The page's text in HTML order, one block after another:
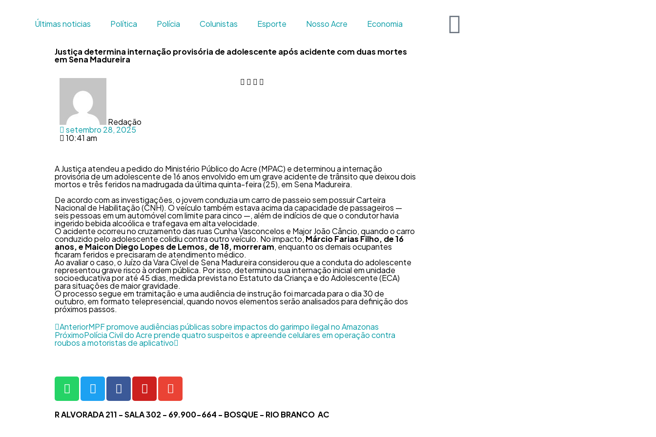
Últimas noticias Política Polícia Colunistas Esporte Nosso Acre Economia
Justiça determina internação provisória de adolescente após acidente com duas mortes
em Sena Madureira
Redação
setembro 28, 2025
10:41 am
A Justiça atendeu a pedido do Ministério Público do Acre (MPAC) e determinou a internação
provisória de um adolescente de 16 anos envolvido em um grave acidente de trânsito que deixou dois
mortos e três feridos na madrugada da última quinta-feira (25), em Sena Madureira.
De acordo com as investigações, o jovem conduzia um carro de passeio sem possuir Carteira
Nacional de Habilitação (CNH). O veículo também estava acima da capacidade de passageiros —
seis pessoas em um automóvel com limite para cinco —, além de indícios de que o condutor havia
ingerido bebida alcoólica e trafegava em alta velocidade.
O acidente ocorreu no cruzamento das ruas Cunha Vasconcelos e Major João Câncio, quando o carro
conduzido pelo adolescente colidiu contra outro veículo. No impacto,Márcio Farias Filho, de 16
anos, e Maicon Diego Lopes de Lemos, de 18, morreram, enquanto os demais ocupantes
ficaram feridos e precisaram de atendimento médico.
Ao avaliar o caso, o Juízo da Vara Cível de Sena Madureira considerou que a conduta do adolescente
representou grave risco à ordem pública. Por isso, determinou sua internação inicial em unidade
socioeducativa por até 45 dias, medida prevista no Estatuto da Criança e do Adolescente (ECA)
para situações de maior gravidade.
O processo segue em tramitação e uma audiência de instrução foi marcada para o dia 30 de
outubro, em formato telepresencial, quando novos elementos serão analisados para definição dos
próximos passos.
AnteriorMPF promove audiências públicas sobre impactos do garimpo ilegal no Amazonas
PróximoPolícia Civil do Acre prende quatro suspeitos e apreende celulares em operação contra
roubos a motoristas de aplicativo
R ALVORADA 211 - SALA 302 - 69.900-664 - BOSQUE - RIO BRANCO AC